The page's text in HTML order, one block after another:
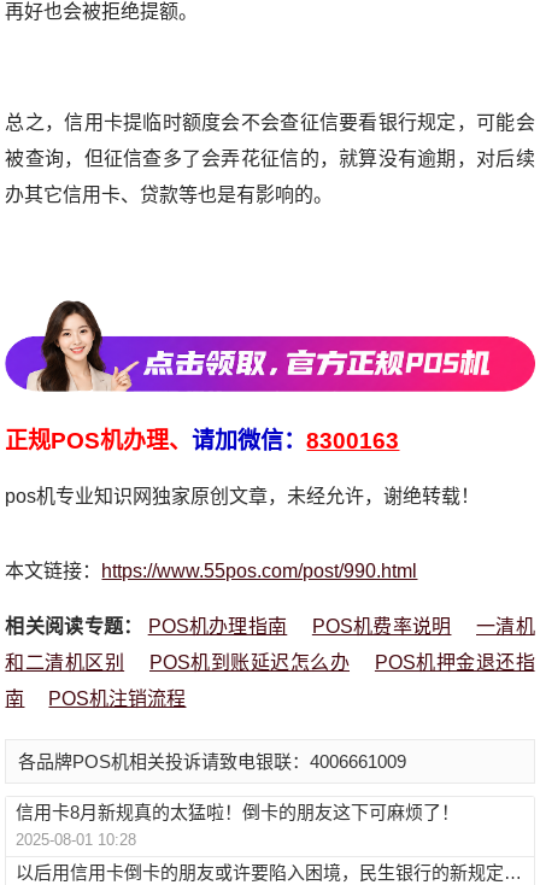
再好也会被拒绝提额。
总之，信用卡提临时额度会不会查征信要看银行规定，可能会
被查询，但征信查多了会弄花征信的，就算没有逾期，对后续
办其它信用卡、贷款等也是有影响的。
正规POS机办理、请加微信：8300163
pos机专业知识网独家原创文章，未经允许，谢绝转载！
本文链接： https://www.55pos.com/post/990.html
相关阅读专题： POS机办理指南 POS机费率说明
一清机
和二清机区别
POS机到账延迟怎么办
POS机押金退还指
南
POS机注销流程
各品牌POS机相关投诉请致电银联：4006661009
信用卡8月新规真的太猛啦！倒卡的朋友这下可麻烦了！
2025-08-01 10:28
以后用信用卡倒卡的朋友或许要陷入困境，民生银行的新规定直接戳中关键痛点！